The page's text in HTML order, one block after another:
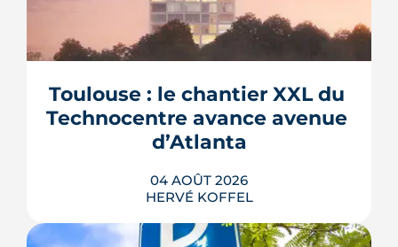
La troisième et dernière phase de
l'écoquartier Andromède doit livrer
près de 1 700 logements à partir de
protégé, la cisticole des joncs, contraint
fortement le plan d'aménagement et
repousse un calendrier déjà tendu.
LIRE L'ARTICLE
Toulouse : le chantier XXL du
Technocentre avance avenue
d’Atlanta
04 AOÛT 2026
HERVÉ KOFFEL